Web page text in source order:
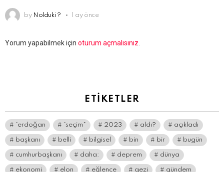
by Nolduki ? 1 ay önce
Bir
Yorum yapabilmek için oturum açmalısınız
ETIKETLER
“erdoğan “seçim” 2023 aldı? açıkladı
başkanı belli bilgisel bin bir bugün
cumhurbaşkanı daha: deprem dünya
ekonomi elon eğlence gezi gündem